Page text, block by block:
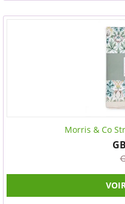
Morris & Co